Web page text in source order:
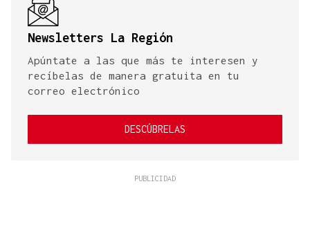
Newsletters La Región
Apúntate a las que más te interesen y
recíbelas de manera gratuita en tu
correo electrónico
DESCÚBRELAS